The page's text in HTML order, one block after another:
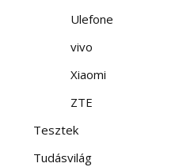
Ulefone
vivo
Xiaomi
ZTE
Tesztek
Tudásvilág